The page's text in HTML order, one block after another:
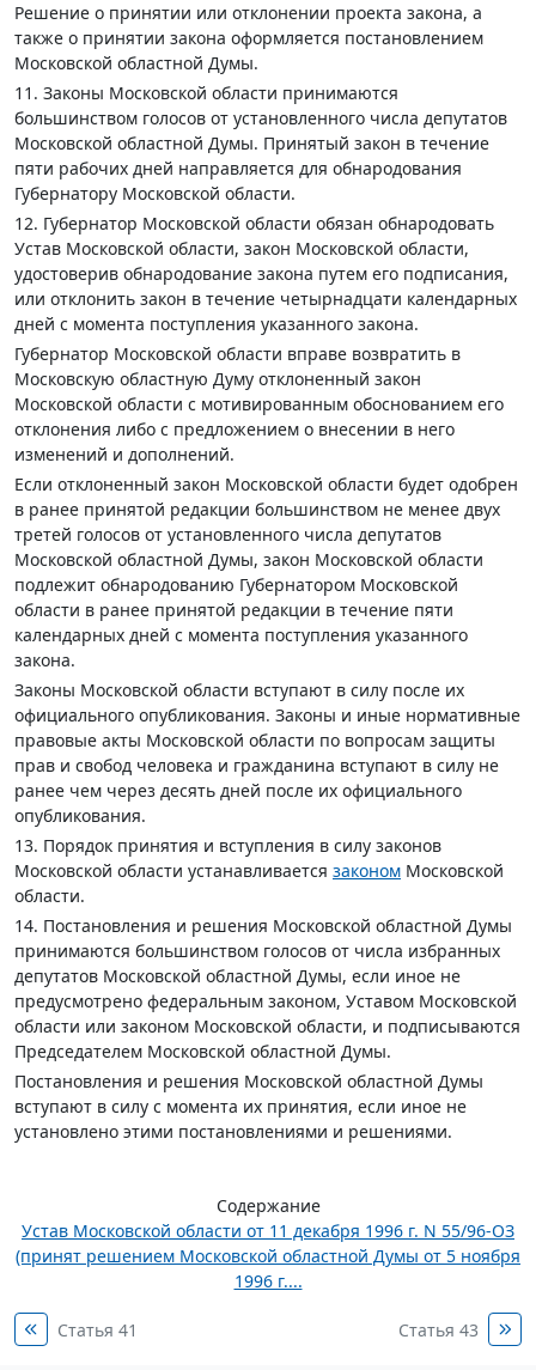
Решение о принятии или отклонении проекта закона, а
также о принятии закона оформляется постановлением
Московской областной Думы.
11. Законы Московской области принимаются
большинством голосов от установленного числа депутатов
Московской областной Думы. Принятый закон в течение
пяти рабочих дней направляется для обнародования
Губернатору Московской области.
12. Губернатор Московской области обязан обнародовать
Устав Московской области, закон Московской области,
удостоверив обнародование закона путем его подписания,
или отклонить закон в течение четырнадцати календарных
дней с момента поступления указанного закона.
Губернатор Московской области вправе возвратить в
Московскую областную Думу отклоненный закон
Московской области с мотивированным обоснованием его
отклонения либо с предложением о внесении в него
изменений и дополнений.
Если отклоненный закон Московской области будет одобрен
в ранее принятой редакции большинством не менее двух
третей голосов от установленного числа депутатов
Московской областной Думы, закон Московской области
подлежит обнародованию Губернатором Московской
области в ранее принятой редакции в течение пяти
календарных дней с момента поступления указанного
закона.
Законы Московской области вступают в силу после их
официального опубликования. Законы и иные нормативные
правовые акты Московской области по вопросам защиты
прав и свобод человека и гражданина вступают в силу не
ранее чем через десять дней после их официального
опубликования.
13. Порядок принятия и вступления в силу законов
Московской области устанавливается законом Московской
области.
14. Постановления и решения Московской областной Думы
принимаются большинством голосов от числа избранных
депутатов Московской областной Думы, если иное не
предусмотрено федеральным законом, Уставом Московской
области или законом Московской области, и подписываются
Председателем Московской областной Думы.
Постановления и решения Московской областной Думы
вступают в силу с момента их принятия, если иное не
установлено этими постановлениями и решениями.
Содержание
Устав Московской области от 11 декабря 1996 г. N 55/96-ОЗ
(принят решением Московской областной Думы от 5 ноября
1996 г....
Статья 41 Статья 43